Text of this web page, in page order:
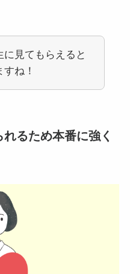
に見てもらえると
ね！
るため本番に強く